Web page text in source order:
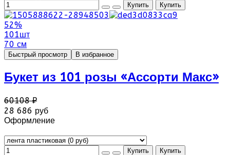
52%
101шт
70 см
Быстрый просмотр В избранное
Букет из 101 розы «Ассорти Макс»
60108 ₽
28 686 руб
Оформление